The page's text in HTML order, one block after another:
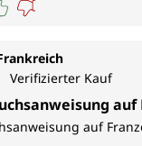
Bewertung von
Verifizierter Kauf
auf
auf